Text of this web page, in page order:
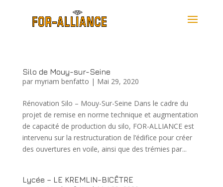
Silo de Mouy-sur-Seine
par myriam benfatto | Mai 29, 2020
Rénovation Silo – Mouy-Sur-Seine Dans le cadre du
projet de remise en norme technique et augmentation
de capacité de production du silo, FOR-ALLIANCE est
intervenu sur la restructuration de l’édifice pour créer
des ouvertures en voile, ainsi que des trémies par...
Lycée – LE KREMLIN-BICÊTRE